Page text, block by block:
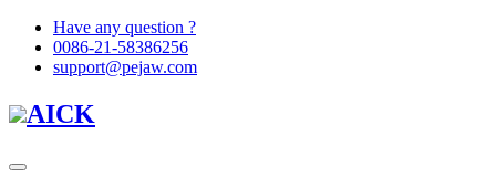
Have any question ?
0086-21-58386256
support@pejaw.com
AICK